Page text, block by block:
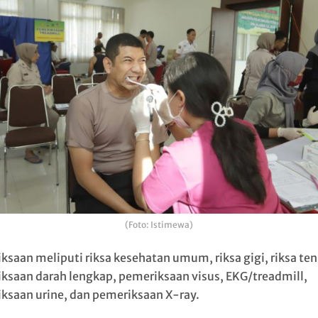
(Foto: Istimewa)
meliputi riksa kesehatan umum, riksa gigi, riksa
darah lengkap, pemeriksaan visus, EKG/treadmill,
urine, dan pemeriksaan X-ray.